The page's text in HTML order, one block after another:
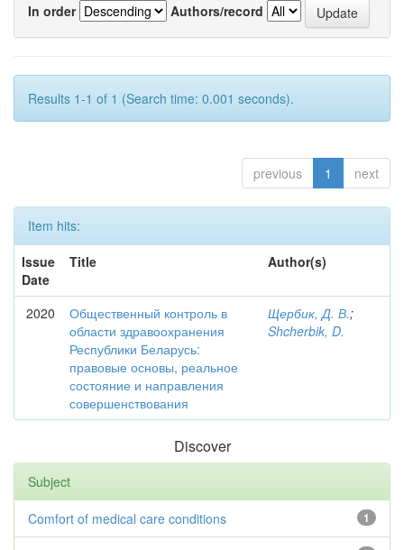
In order
Authors/record
Results 1-1 of 1 (Search time: 0.001 seconds).
previous 1 next
Item hits:
Issue
Date
Title Author(s)
2020
Общественный контроль в
области здравоохранения
Республики Беларусь:
правовые основы, реальное
состояние и направления
совершенствования
Щербик, Д. В.;
Shcherbik, D.
Discover
Subject
1
Comfort of medical care conditions